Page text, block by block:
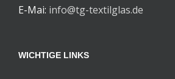
E-Mai: info@tg-textilglas.de
WICHTIGE LINKS